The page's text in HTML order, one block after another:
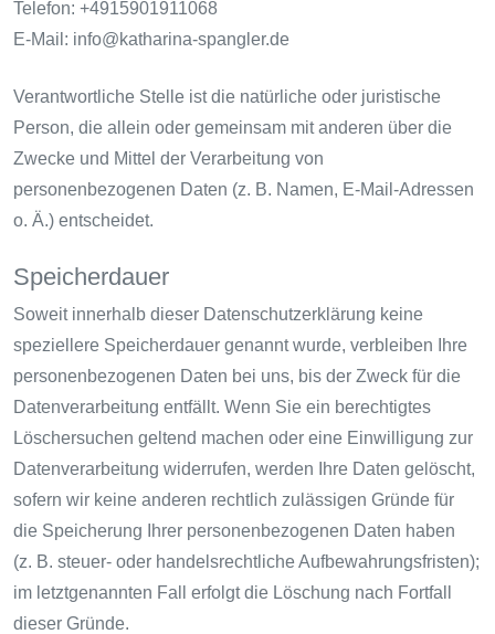
Telefon: +4915901911068
E-Mail: info@katharina-spangler.de
Verantwortliche Stelle ist die natürliche oder juristische
Person, die allein oder gemeinsam mit anderen über die
Zwecke und Mittel der Verarbeitung von
personenbezogenen Daten (z. B. Namen, E-Mail-Adressen
o. Ä.) entscheidet.
Speicherdauer
Soweit innerhalb dieser Datenschutzerklärung keine
speziellere Speicherdauer genannt wurde, verbleiben Ihre
personenbezogenen Daten bei uns, bis der Zweck für die
Datenverarbeitung entfällt. Wenn Sie ein berechtigtes
Löschersuchen geltend machen oder eine Einwilligung zur
Datenverarbeitung widerrufen, werden Ihre Daten gelöscht,
sofern wir keine anderen rechtlich zulässigen Gründe für
die Speicherung Ihrer personenbezogenen Daten haben
(z. B. steuer- oder handelsrechtliche Aufbewahrungsfristen);
im letztgenannten Fall erfolgt die Löschung nach Fortfall
dieser Gründe.